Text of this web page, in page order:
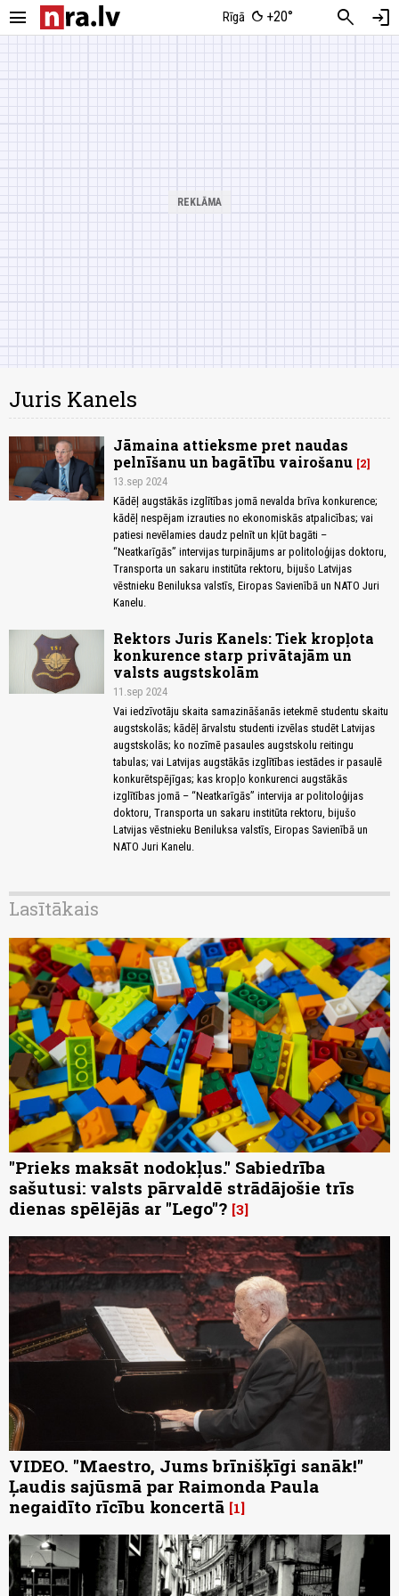
menu Rīgā +20° search login
Juris Kanels
Jāmaina attieksme pret naudas
pelnīšanu un bagātību vairošanu 2
13.sep 2024
Kādēļ augstākās izglītības jomā nevalda brīva konkurence;
kādēļ nespējam izrauties no ekonomiskās atpalicības; vai
patiesi nevēlamies daudz pelnīt un kļūt bagāti –
“Neatkarīgās” intervijas turpinājums ar politoloģijas doktoru,
Transporta un sakaru institūta rektoru, bijušo Latvijas
vēstnieku Beniluksa valstīs, Eiropas Savienībā un NATO Juri
Kanelu.
Rektors Juris Kanels: Tiek kropļota
konkurence starp privātajām un
valsts augstskolām
11.sep 2024
Vai iedzīvotāju skaita samazināšanās ietekmē studentu skaitu
augstskolās; kādēļ ārvalstu studenti izvēlas studēt Latvijas
augstskolās; ko nozīmē pasaules augstskolu reitingu
tabulas; vai Latvijas augstākās izglītības iestādes ir pasaulē
konkurētspējīgas; kas kropļo konkurenci augstākās
izglītības jomā – “Neatkarīgās” intervija ar politoloģijas
doktoru, Transporta un sakaru institūta rektoru, bijušo
Latvijas vēstnieku Beniluksa valstīs, Eiropas Savienībā un
NATO Juri Kanelu.
Lasītākais
"Prieks maksāt nodokļus." Sabiedrība
sašutusi: valsts pārvaldē strādājošie trīs
dienas spēlējās ar "Lego"? 3
VIDEO. "Maestro, Jums brīnišķīgi sanāk!"
Ļaudis sajūsmā par Raimonda Paula
negaidīto rīcību koncertā 1